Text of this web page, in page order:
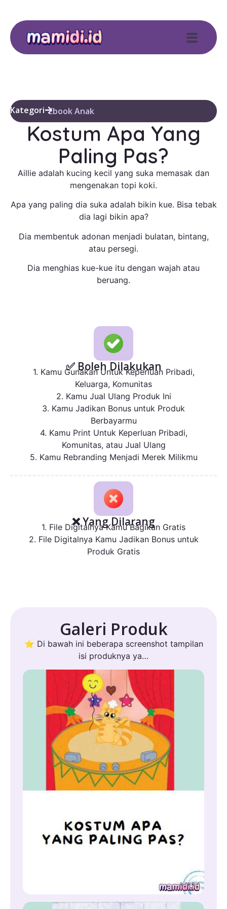
Kategori Ebook Anak
Kostum Apa Yang
Paling Pas?
Aillie adalah kucing kecil yang suka memasak dan
mengenakan topi koki.
Apa yang paling dia suka adalah bikin kue. Bisa tebak
dia lagi bikin apa?
Dia membentuk adonan menjadi bulatan, bintang,
atau persegi.
Dia menghias kue-kue itu dengan wajah atau
beruang.
✅ Boleh Dilakukan
1. Kamu Gunakan Untuk Keperluan Pribadi,
Keluarga, Komunitas
2. Kamu Jual Ulang Produk Ini
3. Kamu Jadikan Bonus untuk Produk
Berbayarmu
4. Kamu Print Untuk Keperluan Pribadi,
Komunitas, atau Jual Ulang
5. Kamu Rebranding Menjadi Merek Milikmu
❌ Yang Dilarang
1. File Digitalnya Kamu Bagikan Gratis
2. File Digitalnya Kamu Jadikan Bonus untuk
Produk Gratis
Galeri Produk
⭐ Di bawah ini beberapa screenshot tampilan
isi produknya ya…